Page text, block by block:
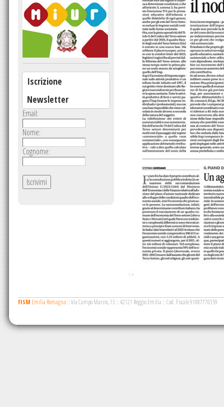
Iscrizione
Newsletter
Email:
Nome:
Cognome:
FISM Emilia Romagna ::Via Campo Marzio, 13 ::42121 Reggio Emilia ::Cod. Fiscale 91087770359